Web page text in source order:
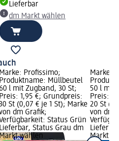
Lieferbar
dm Markt wählen
Marke: Profissimo;
Produktname: Müllbeutel
l mit Zugband, 30 St;
Preis: 1,95 €; Grundpreis:
St (0,07 € je 1 St); Marke
dm Grafik;
Status Grün
Lieferbar, Status Grau dm
wählen
Marke:
50 l mit
Preis:
20 St
von dm
Markt